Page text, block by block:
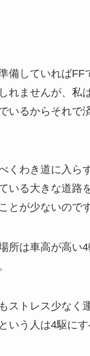
備していればFF
れませんが、私
いるからそれで
くわき道に入ら
いる大きな道路
とが少ないのです
所は車高が高い
ストレス少なく
いう人は4駆に